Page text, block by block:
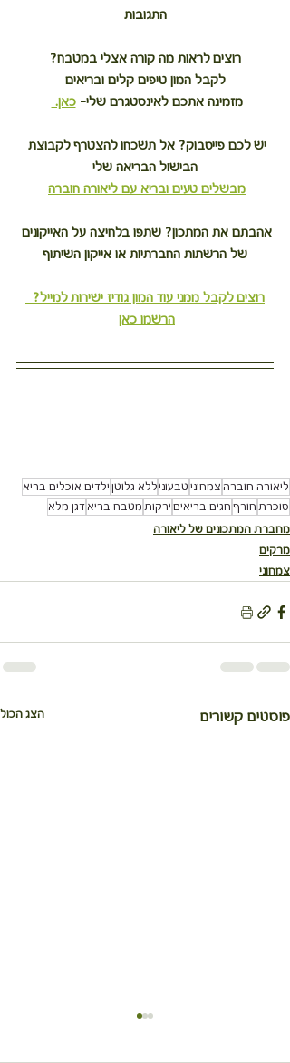
התגובות
רוצים לראות מה קורה אצלי במטבח?
לקבל המון טיפים קלים ובריאים
מזמינה אתכם לאינסטגרם שלי– כאן.
יש לכם פייסבוק? אל תשכחו להצטרף לקבוצת
הבישול הבריאה שלי
מבשלים טעים ובריא עם ליאורה חוברה
אהבתם את המתכון? שתפו בלחיצה על האייקונים
של הרשתות החברתיות או אייקון השיתוף
רוצים לקבל ממני עוד המון גודיז ישירות למייל?
הרשמו כאן
ליאורה חוברה צמחוני טבעוניללא גלוטן ילדים אוכלים בריא
סוכרת חורף חגים בריאים ירקות מטבח בריאדגן מלא
מחברת המתכונים של ליאורה
מרקים
צמחוני
פוסטים קשורים הצג הכול